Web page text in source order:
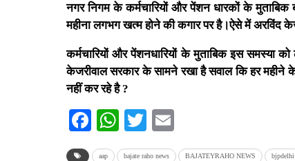
नगर निगम के कर्मचारियों और पेंशन धारकों के
महीना लगभग खत्म होने की कगार पर है।ऐसे में अरविंद
कर्मचारियों और पेंशनधारियों के मुताबिक इस समस्या
केजरीवाल सरकार के सामने रखा है सवाल कि हर महीने
नहीं कर रहे है ?
Facebook
WhatsApp
Twitter
aap bajate raho news BAJATEYRAHO NEWS bjpdelhi